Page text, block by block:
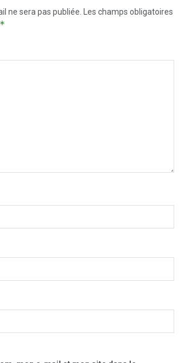
ne sera pas publiée.
Les champs obligatoires
*